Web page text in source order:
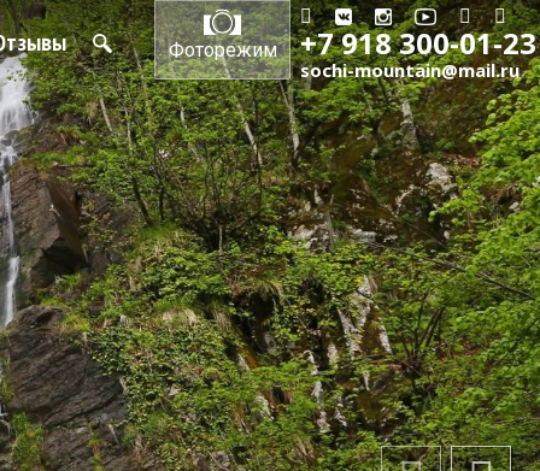
Фоторежим +7 918 300-01-23
sochi-mountain@mail.ru